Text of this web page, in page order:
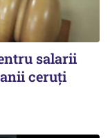
salarii
ceruți